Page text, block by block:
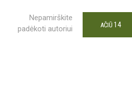
Nepamirškite
padėkoti autoriui
AČIŪ 14